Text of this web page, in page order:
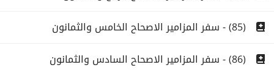
(85) - سفر المزامير الاصحاح الخامس والثمانون
(86) - سفر المزامير الاصحاح السادس والثمانون